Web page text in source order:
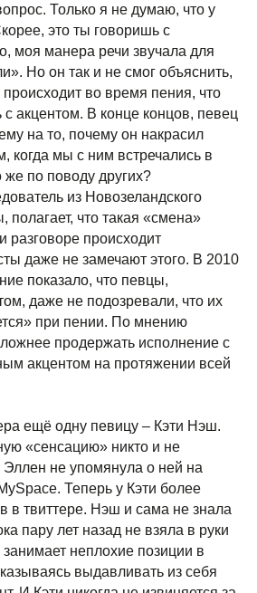
Только я не думаю, что у
это ты говоришь с
моя манера речи звучала для
Но он так и не смог объяснить,
происходит во время пения, что
с акцентом. В конце концов, певец
на то, почему он накрасил
когда мы с ним встречались в
по поводу других?
из Новозеландского
полагает, что такая «смена»
разговоре происходит
даже не замечают этого. В 2010
показало, что певцы,
даже не подозревали, что их
при пении. По мнению
продержать исполнение с
акцентом на протяжении всей
ещё одну певицу – Кэти Нэш.
«сенсацию» никто и не
не упомянула о ней на
Теперь у Кэти более
в твиттере. Нэш и сама не знала
пару лет назад не взяла в руки
неплохие позиции в
выдавливать из себя